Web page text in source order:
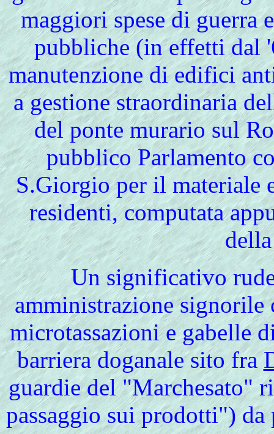
maggiori spese di guerra
pubbliche (in effetti dal
manutenzione di edifici
a gestione straordinaria
del ponte murario sul
pubblico Parlamento
S.Giorgio per il materiale
residenti, computata
Un significativo
amministrazione
microtassazioni e gabelle
barriera doganale sito fra
guardie del "Marchesato"
passaggio sui prodotti")